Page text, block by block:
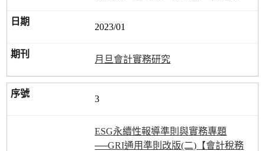
2023/01
月旦會計實務研究
3
ESG永續性報導準則與實務專題
──GRI通用準則改版(二)【會計稅務